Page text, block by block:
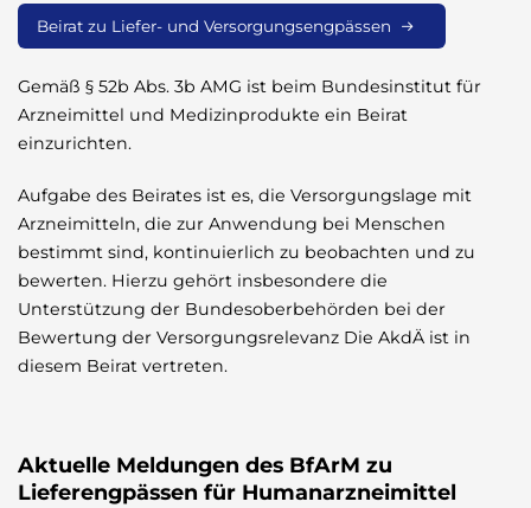
Beirat zu Liefer- und Versorgungsengpässen
Gemäß § 52b Abs. 3b AMG ist beim Bundesinstitut für
Arzneimittel und Medizinprodukte ein Beirat
einzurichten.
Aufgabe des Beirates ist es, die Versorgungslage mit
Arzneimitteln, die zur Anwendung bei Menschen
bestimmt sind, kontinuierlich zu beobachten und zu
bewerten. Hierzu gehört insbesondere die
Unterstützung der Bundesoberbehörden bei der
Bewertung der Versorgungsrelevanz Die AkdÄ ist in
diesem Beirat vertreten.
Aktuelle Meldungen des BfArM zu
Lieferengpässen für Humanarzneimittel